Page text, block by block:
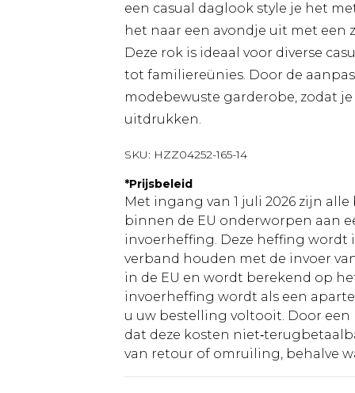
een casual daglook style je het
het naar een avondje uit met een
Deze rok is ideaal voor diverse
tot familiereünies. Door de
modebewuste garderobe, zodat
uitdrukken.
SKU: HZZ04252-165-14
*Prijsbeleid
Met ingang van 1 juli 2026 zijn
binnen de EU onderworpen aan
invoerheffing. Deze heffing
verband houden met de invoer
in de EU en wordt berekend op
invoerheffing wordt als een
u uw bestelling voltooit. Door
dat deze kosten
van retour of omruiling, behalve